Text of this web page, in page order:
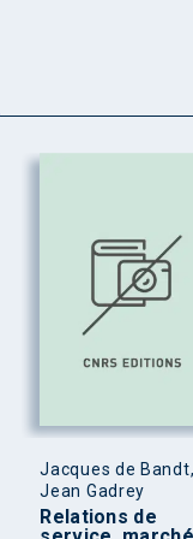
Jacques de Bandt,
Jean Gadrey
Relations de